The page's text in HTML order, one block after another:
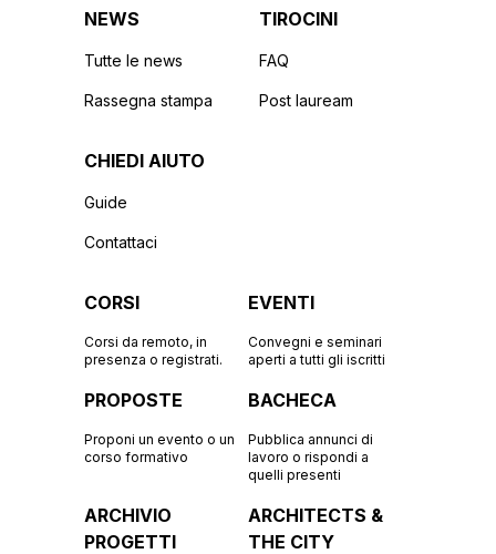
NEWS
Tutte le news
Rassegna stampa
TIROCINI
FAQ
Post lauream
CHIEDI AIUTO
Guide
Contattaci
CORSI
Corsi da remoto, in
presenza o registrati.
EVENTI
Convegni e seminari
aperti a tutti gli iscritti
PROPOSTE
Proponi un evento o un
corso formativo
BACHECA
Pubblica annunci di
lavoro o rispondi a
quelli presenti
ARCHIVIO
PROGETTI
ARCHITECTS &
THE CITY